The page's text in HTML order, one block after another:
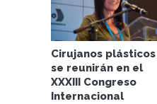
Cirujanos plásticos
se reunirán en el
XXXIII Congreso
Internacional